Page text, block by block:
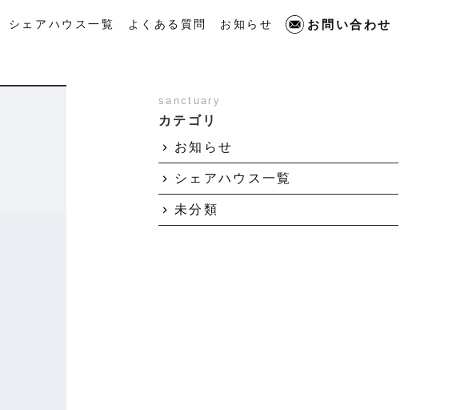
シェアハウス一覧 よくある質問 お知らせ お問い合わせ
sanctuary
カテゴリ
お知らせ
シェアハウス一覧
未分類